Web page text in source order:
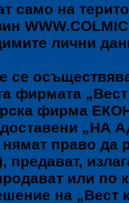
само на
лични
се
фирмата
фирма
доставени
право да
предават,
или по
на „Вест